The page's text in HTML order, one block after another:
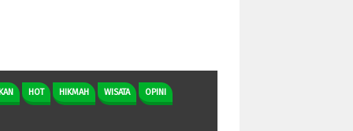
HOT HIKMAH WISATA OPINI